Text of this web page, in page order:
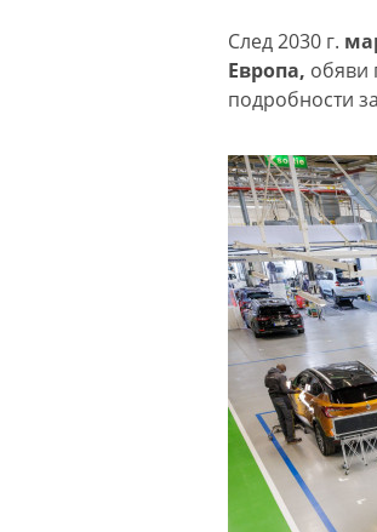
След 2030 г.
Европа, обяви
подробности